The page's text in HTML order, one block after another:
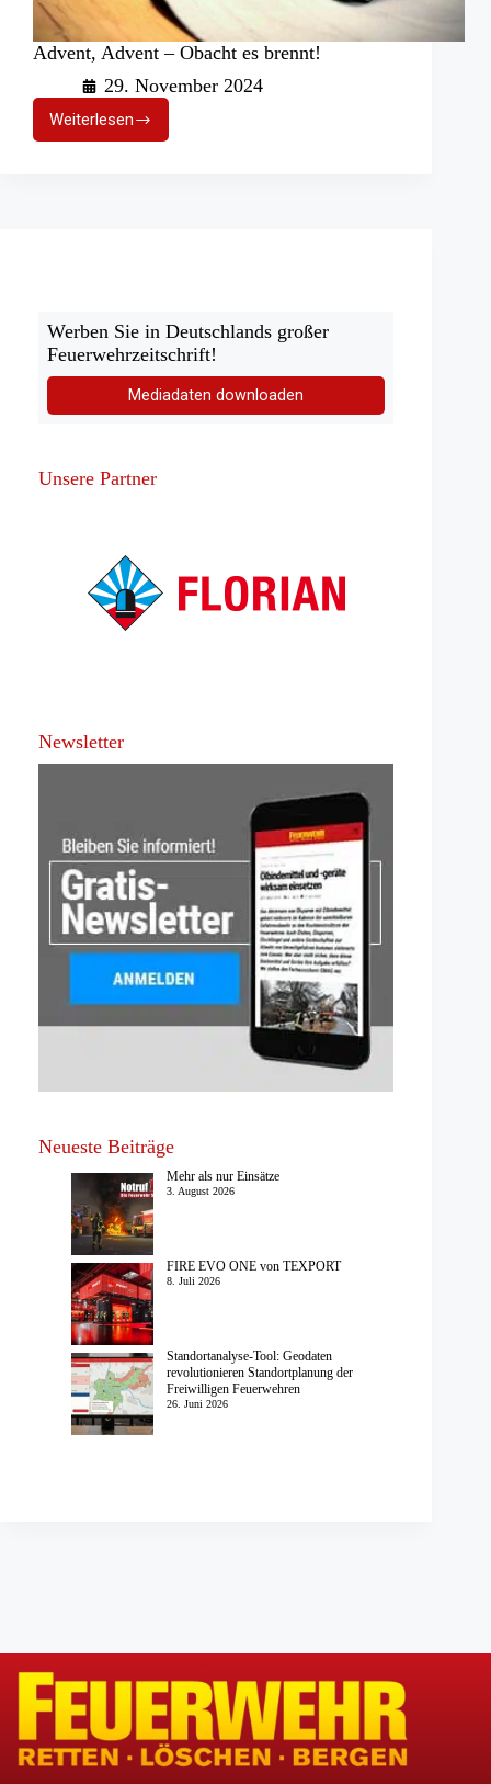
Advent, Advent – Obacht es brennt!
29. November 2024
Weiterlesen
Advent,
Advent
Werben Sie in Deutschlands großer
Feuerwehrzeitschrift!
Mediadaten downloaden
Unsere Partner
Newsletter
Neueste Beiträge
Mehr als nur Einsätze
3. August 2026
FIRE EVO ONE von TEXPORT
8. Juli 2026
Standortanalyse-Tool: Geodaten
revolutionieren Standortplanung der
Freiwilligen Feuerwehren
26. Juni 2026